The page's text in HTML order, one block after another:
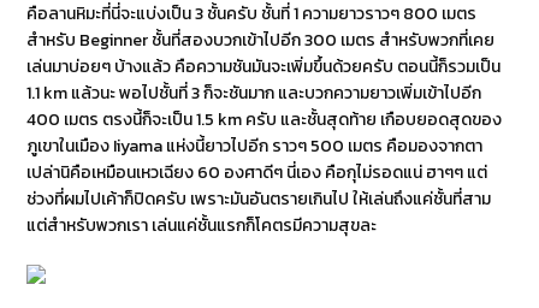
คือลานหิมะที่นี่จะแบ่งเป็น 3 ชั้นครับ ชั้นที่ 1 ความยาวราวๆ 800 เมตร
สำหรับ Beginner ชั้นที่สองบวกเข้าไปอีก 300 เมตร สำหรับพวกที่เคย
เล่นมาบ่อยๆ บ้างแล้ว คือความชันมันจะเพิ่มขึ้นด้วยครับ ตอนนี้ก็รวมเป็น
1.1 km แล้วนะ พอไปชั้นที่ 3 ก็จะชันมาก และบวกความยาวเพิ่มเข้าไปอีก
400 เมตร ตรงนี้ก็จะเป็น 1.5 km ครับ และชั้นสุดท้าย เกือบยอดสุดของ
ภูเขาในเมือง Iiyama แห่งนี้ยาวไปอีก ราวๆ 500 เมตร คือมองจากตา
เปล่านิคือเหมือนเหวเฉียง 60 องศาดีๆ นี่เอง คือกุไม่รอดแน่ ฮาๆๆ แต่
ช่วงที่ผมไปเค้าก็ปิดครับ เพราะมันอันตรายเกินไป ให้เล่นถึงแค่ชั้นที่สาม
แต่สำหรับพวกเรา เล่นแค่ชั้นแรกก็โคตรมีความสุขละ